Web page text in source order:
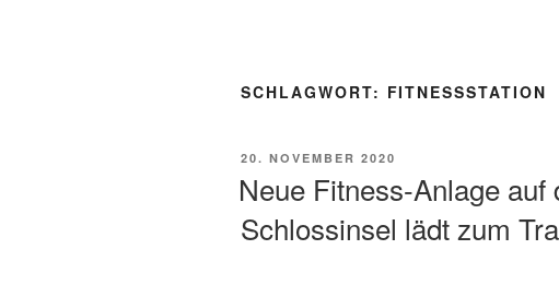
SCHLAGWORT: FITNESSSTATION
VERÖFFENTLICHT
20. NOVEMBER 2020
Neue Fitness-Anlage auf
Schlossinsel lädt zum